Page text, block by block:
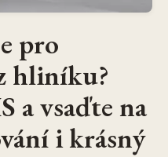
pro
hliníku?
a vsaďte na
i krásný